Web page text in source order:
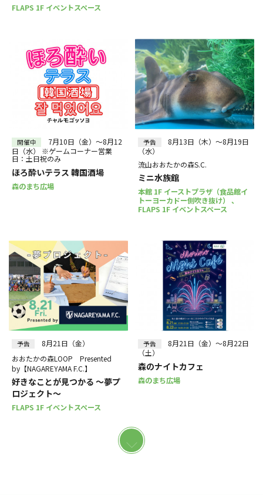
FLAPS 1F イベントスペース
開催中
7月10日（金）～8月12
日（水） ※ゲームコーナー営業
日：土日祝のみ
ほろ酔いテラス 韓国酒場
森のまち広場
予告
8月13日（木）～8月19日
（水）
流山おおたかの森S.C.
ミニ水族館
本館 1F イーストプラザ（食品館イ
トーヨーカドー側吹き抜け） 、
FLAPS 1F イベントスペース
予告
8月21日（金）
おおたかの森LOOP Presented
by【NAGAREYAMA F.C.】
好きなことが見つかる ～夢プ
ロジェクト～
FLAPS 1F イベントスペース
予告
8月21日（金）～8月22日
（土）
森のナイトカフェ
森のまち広場